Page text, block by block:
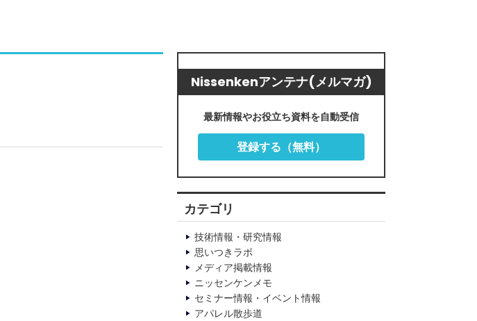
Nissenkenアンテナ(メルマガ)
最新情報やお役立ち資料を自動受信
登録する（無料）
カテゴリ
技術情報・研究情報
思いつきラボ
メディア掲載情報
ニッセンケンメモ
セミナー情報・イベント情報
アパレル散歩道